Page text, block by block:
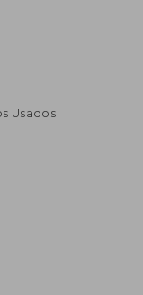
Usados